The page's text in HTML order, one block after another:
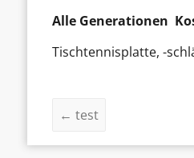
Alle Generationen
Tischtennisplatte, -
← test